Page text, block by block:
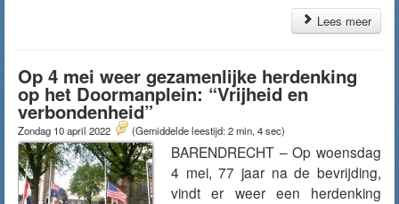
Lees meer
Op 4 mei weer gezamenlijke herdenking
op het Doormanplein: “Vrijheid en
verbondenheid”
Zondag 10 april 2022 (Gemiddelde leestijd: 2 min, 4 sec)
BARENDRECHT – Op woensdag
4 mei, 77 jaar na de bevrijding,
vindt er weer een herdenking